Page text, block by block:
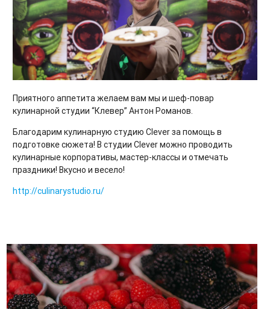
Приятного аппетита желаем вам мы и шеф-повар
кулинарной студии “Клевер” Антон Романов.
Благодарим кулинарную студию Clever за помощь в
подготовке сюжета! В студии Clever можно проводить
кулинарные корпоративы, мастер-классы и отмечать
праздники! Вкусно и весело!
http://culinarystudio.ru/